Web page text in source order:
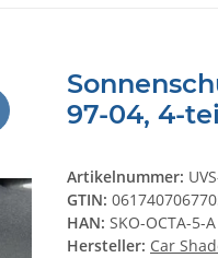
97-04, 4-
Artikelnummer:
GTIN:
HAN: SKO-OCTA-5-A
Hersteller: Car